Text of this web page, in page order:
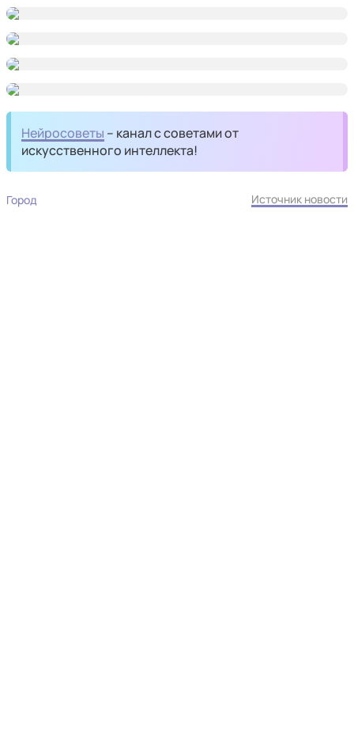
Нейросоветы – канал с советами от
искусственного интеллекта!
Город Источник новости